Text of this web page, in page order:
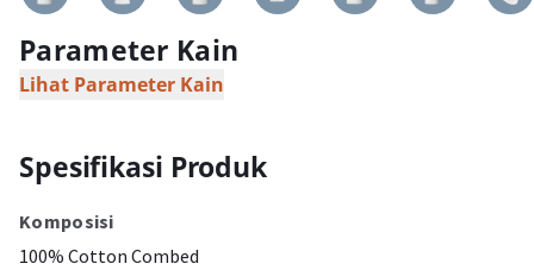
Parameter Kain
Lihat Parameter Kain
Spesifikasi Produk
Komposisi
100% Cotton Combed